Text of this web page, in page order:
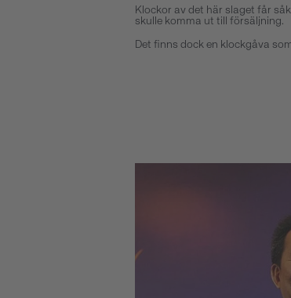
Klockor av det här slaget får
skulle komma ut till försäljning.
Det finns dock en klockgåva